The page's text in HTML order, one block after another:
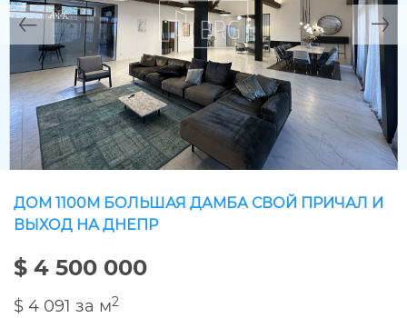
ДОМ 1100М БОЛЬШАЯ ДАМБА СВОЙ ПРИЧАЛ И
ВЫХОД НА ДНЕПР
$ 4 500 000
$ 4 091 за м2